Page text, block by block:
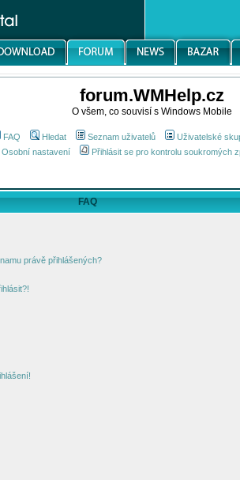
forum.WMHelp.cz
O všem, co souvisí s Windows Mobile
FAQ Hledat Seznam uživatelů Uživatelské
Osobní nastavení
Přihlásit se pro kontrolu soukromých
FAQ
právě přihlášených?